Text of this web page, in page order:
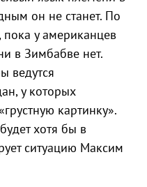
он не станет. По
у американцев
в Зимбабве нет.
ведутся
у которых
картинку».
хотя бы в
ситуацию Максим